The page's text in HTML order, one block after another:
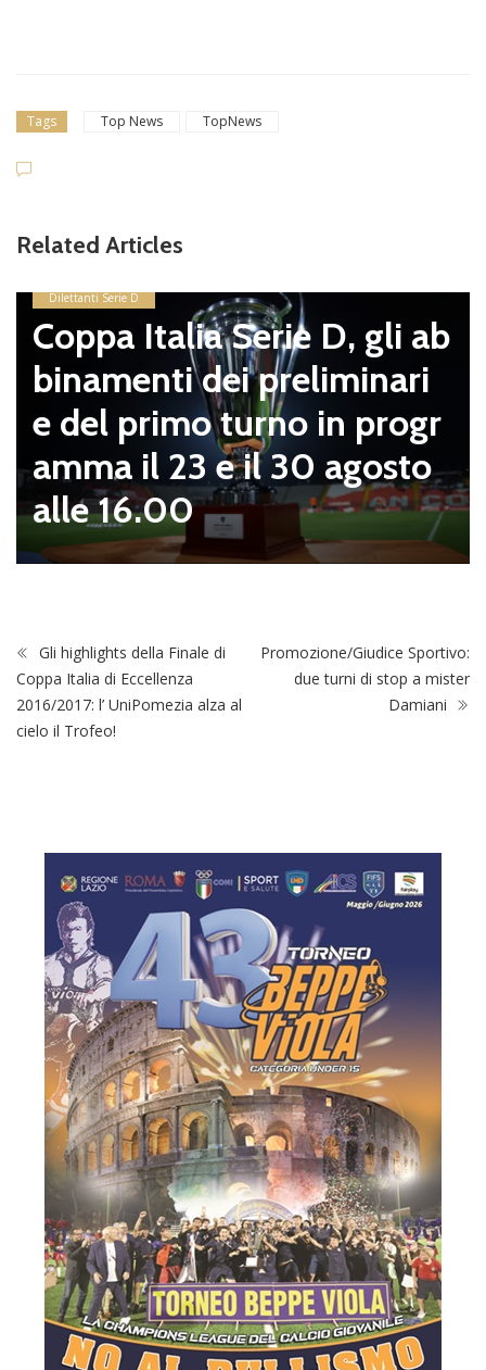
Tags Top News TopNews
Related Articles
Dilettanti Serie D
Coppa Italia Serie D, gli ab
binamenti dei preliminari
e del primo turno in progr
amma il 23 e il 30 agosto
alle 16.00
Gli highlights della Finale di
Coppa Italia di Eccellenza
2016/2017: l’ UniPomezia alza al
cielo il Trofeo!
Promozione/Giudice Sportivo:
due turni di stop a mister
Damiani